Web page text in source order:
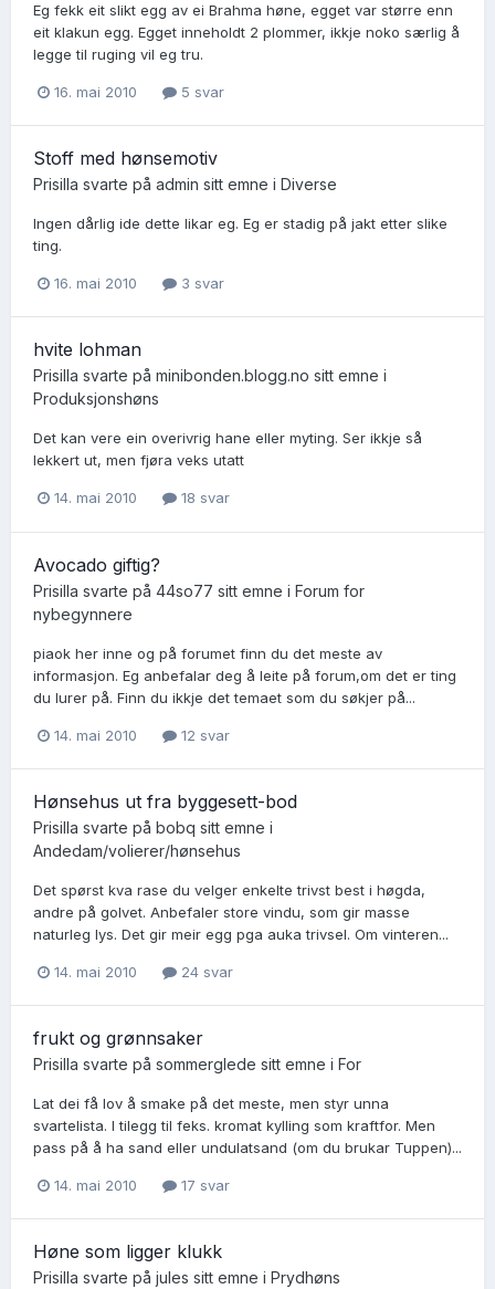
Eg fekk eit slikt egg av ei Brahma høne, egget var større enn
eit klakun egg. Egget inneholdt 2 plommer, ikkje noko særlig å
legge til ruging vil eg tru.
16. mai 2010 5 svar
Stoff med hønsemotiv
Prisilla svarte på admin sitt emne i Diverse
Ingen dårlig ide dette likar eg. Eg er stadig på jakt etter slike
ting.
16. mai 2010 3 svar
hvite lohman
Prisilla svarte på minibonden.blogg.no sitt emne i
Produksjonshøns
Det kan vere ein overivrig hane eller myting. Ser ikkje så
lekkert ut, men fjøra veks utatt
14. mai 2010 18 svar
Avocado giftig?
Prisilla svarte på 44so77 sitt emne i Forum for
nybegynnere
piaok her inne og på forumet finn du det meste av
informasjon. Eg anbefalar deg å leite på forum,om det er ting
du lurer på. Finn du ikkje det temaet som du søkjer på...
14. mai 2010 12 svar
Hønsehus ut fra byggesett-bod
Prisilla svarte på bobq sitt emne i
Andedam/volierer/hønsehus
Det spørst kva rase du velger enkelte trivst best i høgda,
andre på golvet. Anbefaler store vindu, som gir masse
naturleg lys. Det gir meir egg pga auka trivsel. Om vinteren...
14. mai 2010 24 svar
frukt og grønnsaker
Prisilla svarte på sommerglede sitt emne i For
Lat dei få lov å smake på det meste, men styr unna
svartelista. I tilegg til feks. kromat kylling som kraftfor. Men
pass på å ha sand eller undulatsand (om du brukar Tuppen)...
14. mai 2010 17 svar
Høne som ligger klukk
Prisilla svarte på jules sitt emne i Prydhøns